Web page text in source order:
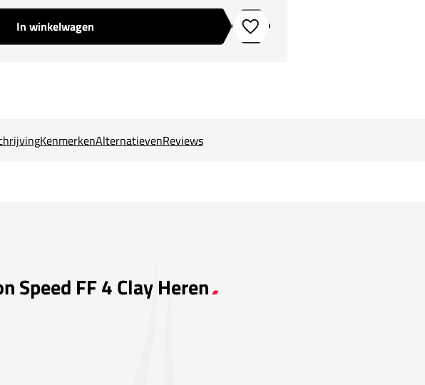
In winkelwagen Toevoegen aan verlanglijstje
KenmerkenAlternatievenReviews
Speed FF 4 Clay Heren